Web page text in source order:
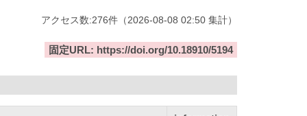
アクセス数:276件 （2026-08-08 02:50 集計）
固定URL: https://doi.org/10.18910/5194